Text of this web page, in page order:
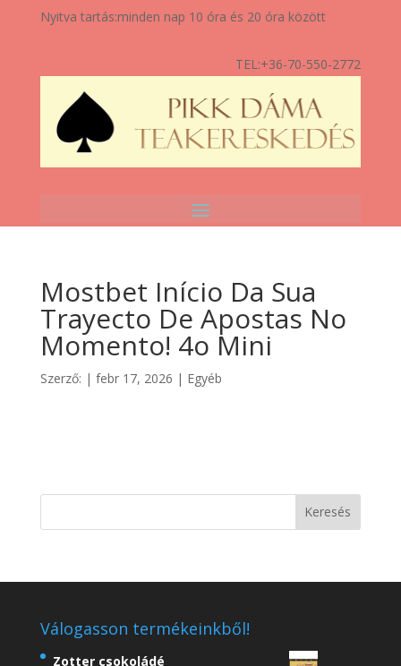
Nyitva tartás:minden nap 10 óra és 20 óra között
TEL:+36-70-550-2772
Mostbet Início Da Sua
Trayecto De Apostas No
Momento! 4o Mini
Szerző: | febr 17, 2026 | Egyéb
Válogasson termékeinkből!
Zotter csokoládé